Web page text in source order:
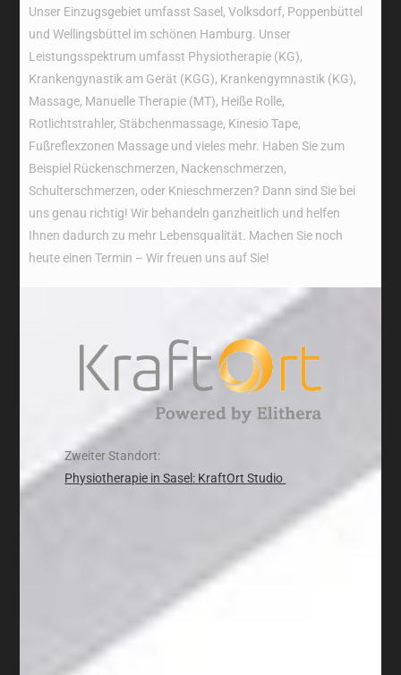
Unser Einzugsgebiet umfasst Sasel, Volksdorf, Poppenbüttel
und Wellingsbüttel im schönen Hamburg. Unser
Leistungsspektrum umfasst Physiotherapie (KG),
Krankengynastik am Gerät (KGG), Krankengymnastik (KG),
Massage, Manuelle Therapie (MT), Heiße Rolle,
Rotlichtstrahler, Stäbchenmassage, Kinesio Tape,
Fußreflexzonen Massage und vieles mehr. Haben Sie zum
Beispiel Rückenschmerzen, Nackenschmerzen,
Schulterschmerzen, oder Knieschmerzen? Dann sind Sie bei
uns genau richtig! Wir behandeln ganzheitlich und helfen
Ihnen dadurch zu mehr Lebensqualität. Machen Sie noch
heute einen Termin – Wir freuen uns auf Sie!
Zweiter Standort:
Physiotherapie in Sasel: KraftOrt Studio